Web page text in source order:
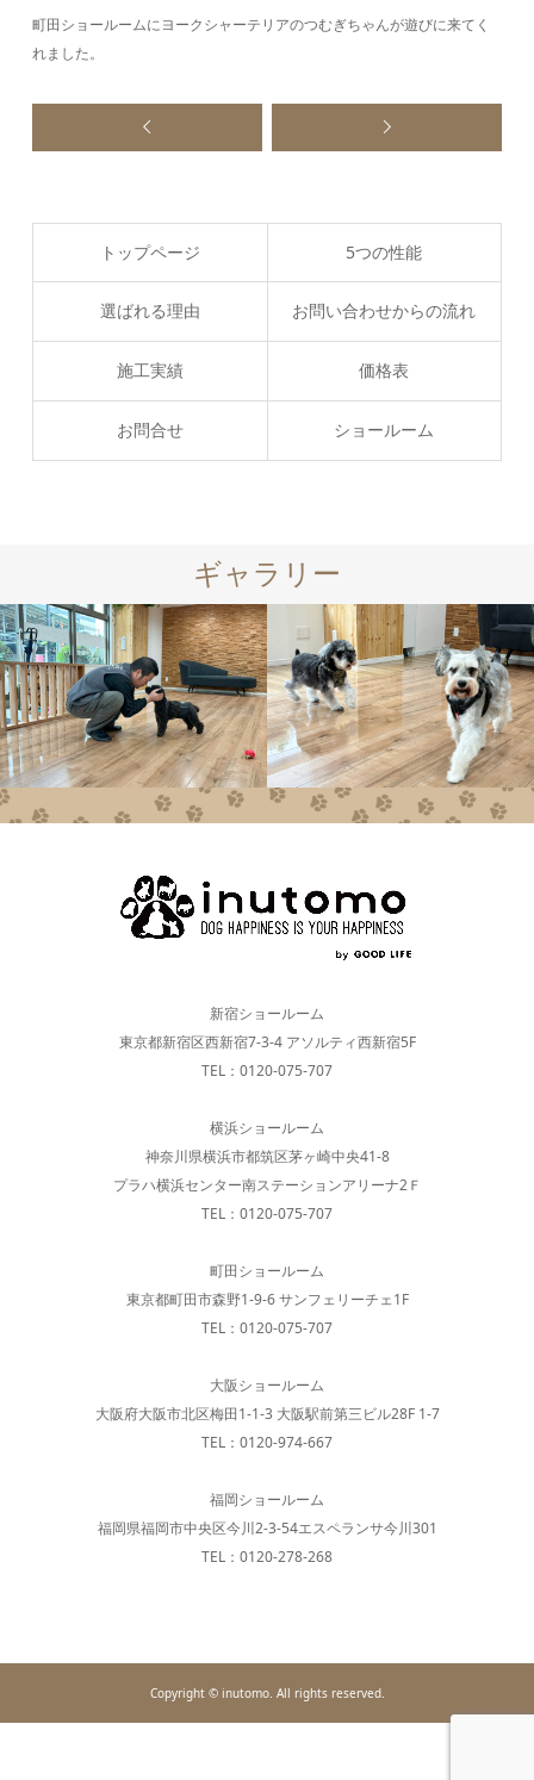
町田ショールームにヨークシャーテリアのつむぎちゃんが遊びに来てく
れました。
トップページ 5つの性能
選ばれる理由 お問い合わせからの流れ
施工実績 価格表
お問合せ ショールーム
ギャラリー
新宿ショールーム
東京都新宿区西新宿7-3-4 アソルティ西新宿5F
TEL：0120-075-707
横浜ショールーム
神奈川県横浜市都筑区茅ヶ崎中央41-8
プラハ横浜センター南ステーションアリーナ2Ｆ
TEL：0120-075-707
町田ショールーム
東京都町田市森野1-9-6 サンフェリーチェ1F
TEL：0120-075-707
大阪ショールーム
大阪府大阪市北区梅田1-1-3 大阪駅前第三ビル28F 1-7
TEL：0120-974-667
福岡ショールーム
福岡県福岡市中央区今川2-3-54エスペランサ今川301
TEL：0120-278-268
Copyright © inutomo. All rights reserved.